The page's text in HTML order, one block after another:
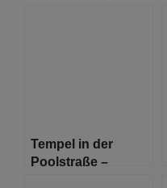
Tempel in der
Poolstraße –